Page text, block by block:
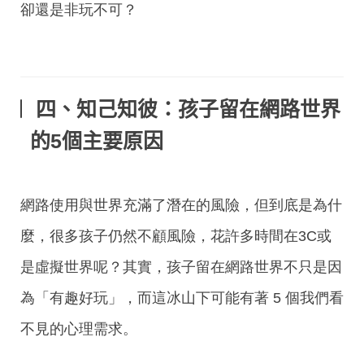
卻還是非玩不可？
四、 知己知彼：孩子留在網路世界
的5個主要原因
網路使用與世界充滿了潛在的風險，但到底是為什
麼，很多孩子仍然不顧風險，花許多時間在3C或
是虛擬世界呢？其實，孩子留在網路世界不只是因
為「有趣好玩」，而這冰山下可能有著 5 個我們看
不見的心理需求。